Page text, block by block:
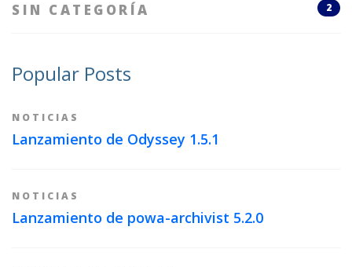
SIN CATEGORÍA 2
Popular Posts
NOTICIAS
Lanzamiento de Odyssey 1.5.1
NOTICIAS
Lanzamiento de powa-archivist 5.2.0